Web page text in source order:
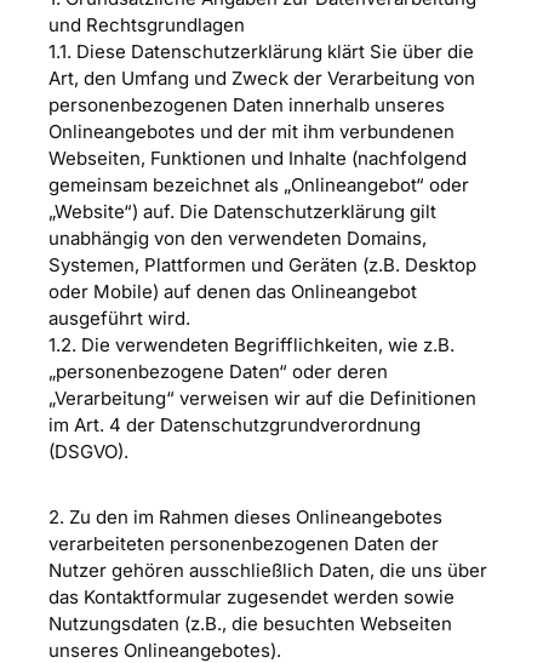
und Rechtsgrundlagen
1.1. Diese Datenschutzerklärung klärt Sie über die
Art, den Umfang und Zweck der Verarbeitung von
personenbezogenen Daten innerhalb unseres
Onlineangebotes und der mit ihm verbundenen
Webseiten, Funktionen und Inhalte (nachfolgend
gemeinsam bezeichnet als „Onlineangebot“ oder
„Website“) auf. Die Datenschutzerklärung gilt
unabhängig von den verwendeten Domains,
Systemen, Plattformen und Geräten (z.B. Desktop
oder Mobile) auf denen das Onlineangebot
ausgeführt wird.
1.2. Die verwendeten Begrifflichkeiten, wie z.B.
„personenbezogene Daten“ oder deren
„Verarbeitung“ verweisen wir auf die Definitionen
im Art. 4 der Datenschutzgrundverordnung
(DSGVO).
2. Zu den im Rahmen dieses Onlineangebotes
verarbeiteten personenbezogenen Daten der
Nutzer gehören ausschließlich Daten, die uns über
das Kontaktformular zugesendet werden sowie
Nutzungsdaten (z.B., die besuchten Webseiten
unseres Onlineangebotes).